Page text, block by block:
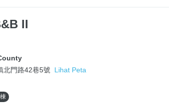
II
北門路42巷5號
Lihat Peta